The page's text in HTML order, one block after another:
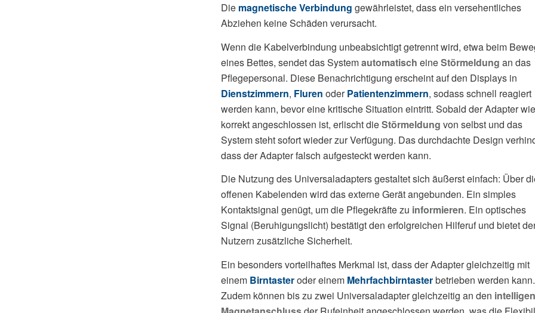
Die magnetische Verbindung gewährleistet, dass ein versehentliches
Abziehen keine Schäden verursacht.
Wenn die Kabelverbindung unbeabsichtigt getrennt wird, etwa beim
eines Bettes, sendet das Systemautomatisch eineStörmeldung an das
Pflegepersonal. Diese Benachrichtigung erscheint auf den Displays in
Dienstzimmern, Fluren oderPatientenzimmern, sodass schnell reagiert
werden kann, bevor eine kritische Situation eintritt. Sobald der Adapter
korrekt angeschlossen ist, erlischt dieStörmeldung von selbst und das
System steht sofort wieder zur Verfügung. Das durchdachte Design
dass der Adapter falsch aufgesteckt werden kann.
Die Nutzung des Universaladapters gestaltet sich äußerst einfach: Über
offenen Kabelenden wird das externe Gerät angebunden. Ein simples
Kontaktsignal genügt, um die Pflegekräfte zu informieren. Ein optisches
Signal (Beruhigungslicht) bestätigt den erfolgreichen Hilferuf und bietet
Nutzern zusätzliche Sicherheit.
Ein besonders vorteilhaftes Merkmal ist, dass der Adapter gleichzeitig mit
einem Birntasteroder einem Mehrfachbirntasterbetrieben werden kann.
Zudem können bis zu zwei Universaladapter gleichzeitig an den